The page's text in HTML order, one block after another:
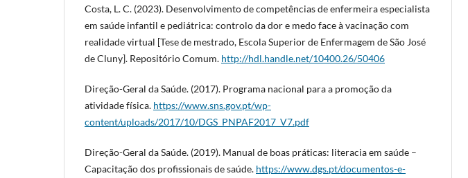
Costa, L. C. (2023). Desenvolvimento de competências de enfermeira especialista
em saúde infantil e pediátrica: controlo da dor e medo face à vacinação com
realidade virtual [Tese de mestrado, Escola Superior de Enfermagem de São José
de Cluny]. Repositório Comum. http://hdl.handle.net/10400.26/50406
Direção-Geral da Saúde. (2017). Programa nacional para a promoção da
atividade física. https://www.sns.gov.pt/wp-
content/uploads/2017/10/DGS_PNPAF2017_V7.pdf
Direção-Geral da Saúde. (2019). Manual de boas práticas: literacia em saúde –
Capacitação dos profissionais de saúde. https://www.dgs.pt/documentos-e-